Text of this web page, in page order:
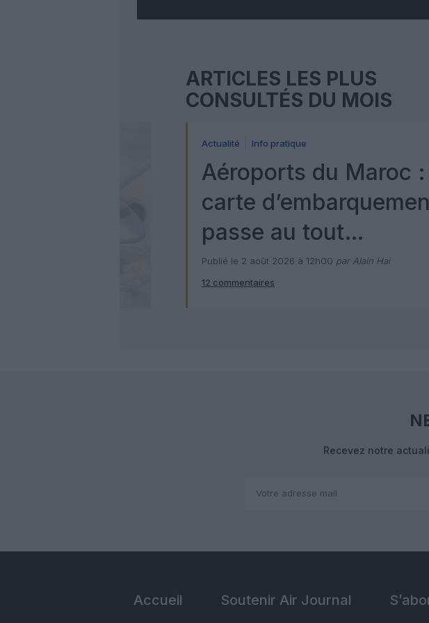
ARTICLES LES PLUS
CONSULTÉS DU MOIS
Actualité Info pratique
Aéroports du Maroc :
carte
passe au tout
numérique avec Pax
Check
Publié le 2 août 2026 à 12h00 par Alain Hai
12 commentaires
Recevez notre
Accueil Soutenir Air Journal